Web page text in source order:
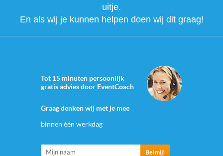
uitje.
En als wij je kunnen helpen doen wij dit graag!
Tot 15 minuten persoonlijk
gratis advies door EventCoach
Graag denken wij met je mee
binnen één werkdag